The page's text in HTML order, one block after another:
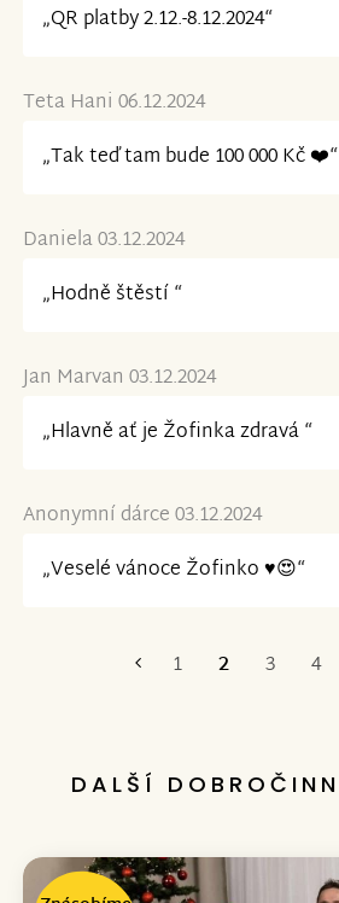
„QR platby 2.12.-8.12.2024“
Teta Hani 06.12.2024
„Tak teď tam bude 100 000 Kč ❤️“
Daniela 03.12.2024
„Hodně štěstí “
Jan Marvan 03.12.2024
„Hlavně ať je Žofinka zdravá “
Anonymní dárce 03.12.2024
„Veselé vánoce Žofinko ♥️😍“
1 2 3 4
DALŠÍ